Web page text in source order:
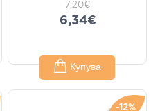
7,20€
6,34€
Купува
-12%